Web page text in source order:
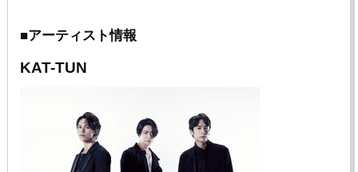
■アーティスト情報
KAT-TUN